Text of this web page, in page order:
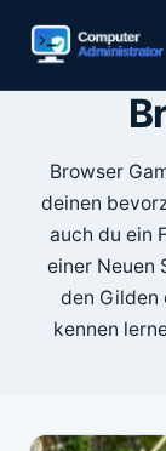
Inhalt
Browser
deinen
auch du ein
einer Neuen
den Gilden
kennen